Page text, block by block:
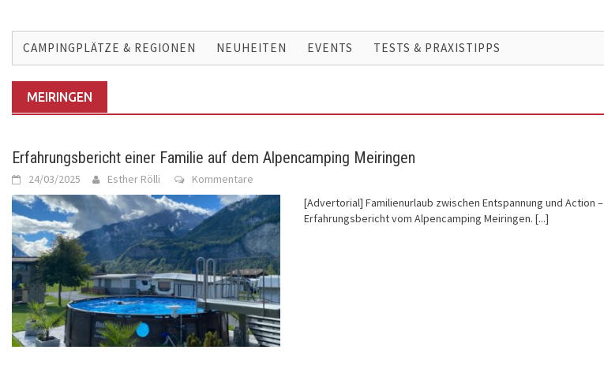
contentCAMPINGPLÄTZE & REGIONEN NEUHEITEN EVENTS TESTS & PRAXISTIPPS
MEIRINGEN
Erfahrungsbericht einer Familie auf dem Alpencamping Meiringen
24/03/2025 Esther Rölli
Kommentare
[Advertorial] Familienurlaub zwischen Entspannung und Action –
Erfahrungsbericht vom Alpencamping Meiringen.[...]